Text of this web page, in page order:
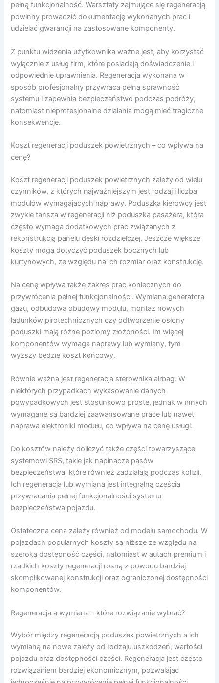
pełną funkcjonalność. Warsztaty zajmujące się regeneracją
powinny prowadzić dokumentację wykonanych prac i
udzielać gwarancji na zastosowane komponenty.
Z punktu widzenia użytkownika ważne jest, aby korzystać
wyłącznie z usług firm, które posiadają doświadczenie i
odpowiednie uprawnienia. Regeneracja wykonana w
sposób profesjonalny przywraca pełną sprawność
systemu i zapewnia bezpieczeństwo podczas podróży,
natomiast nieprofesjonalne działania mogą mieć tragiczne
konsekwencje.
Koszt regeneracji poduszek powietrznych – co wpływa na
cenę?
Koszt regeneracji poduszek powietrznych zależy od wielu
czynników, z których najważniejszym jest rodzaj i liczba
modułów wymagających naprawy. Poduszka kierowcy jest
zwykle tańsza w regeneracji niż poduszka pasażera, która
często wymaga dodatkowych prac związanych z
rekonstrukcją panelu deski rozdzielczej. Jeszcze większe
koszty mogą dotyczyć poduszek bocznych lub
kurtynowych, ze względu na ich rozmiar oraz konstrukcję.
Na cenę wpływa także zakres prac koniecznych do
przywrócenia pełnej funkcjonalności. Wymiana generatora
gazu, odbudowa obudowy modułu, montaż nowych
ładunków pirotechnicznych czy odtworzenie osłony
poduszki mają różne poziomy złożoności. Im więcej
komponentów wymaga naprawy lub wymiany, tym
wyższy będzie koszt końcowy.
Równie ważna jest regeneracja sterownika airbag. W
niektórych przypadkach wykasowanie danych
powypadkowych jest stosunkowo proste, jednak w innych
wymagane są bardziej zaawansowane prace lub nawet
naprawa elektroniki modułu, co wpływa na cenę usługi.
Do kosztów należy doliczyć także części towarzyszące
systemowi SRS, takie jak napinacze pasów
bezpieczeństwa, które również zadziałają podczas kolizji.
Ich regeneracja lub wymiana jest integralną częścią
przywracania pełnej funkcjonalności systemu
bezpieczeństwa pojazdu.
Ostateczna cena zależy również od modelu samochodu. W
pojazdach popularnych koszty są niższe ze względu na
szeroką dostępność części, natomiast w autach premium i
rzadkich koszty regeneracji rosną z powodu bardziej
skomplikowanej konstrukcji oraz ograniczonej dostępności
komponentów.
Regeneracja a wymiana – które rozwiązanie wybrać?
Wybór między regeneracją poduszek powietrznych a ich
wymianą na nowe zależy od rodzaju uszkodzeń, wartości
pojazdu oraz dostępności części. Regeneracja jest często
rozwiązaniem bardziej ekonomicznym, pozwalając